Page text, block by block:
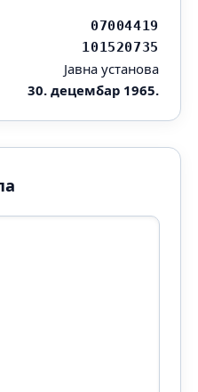
07004419
101520735
Јавна установа
30. децембар 1965.